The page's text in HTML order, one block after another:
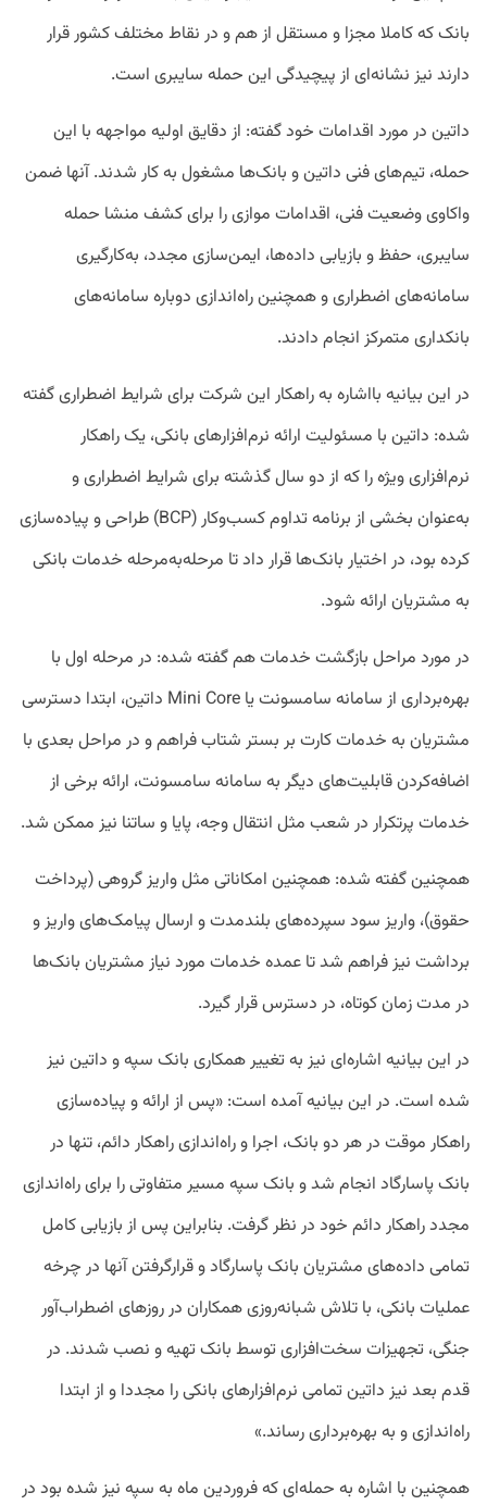
بانک که کاملا مجزا و مستقل از هم و در نقاط مختلف کشور قرار
دارند نیز نشانه‌ای از پیچیدگی این حمله سایبری است.
داتین در مورد اقدامات خود گفته: از دقایق اولیه مواجهه با این
حمله، تیم‌های فنی داتین و بانک‌ها مشغول به کار شدند. آنها ضمن
واکاوی وضعیت فنی، اقدامات موازی را برای کشف منشا حمله
سایبری، حفظ و بازیابی داده‌ها، ایمن‌سازی مجدد، به‌کارگیری
سامانه‌های اضطراری و همچنین راه‌اندازی دوباره سامانه‌های
بانکداری متمرکز انجام دادند.
در این بیانیه بااشاره به راهکار این شرکت برای شرایط اضطراری گفته
شده: داتین با مسئولیت ارائه نرم‌افزارهای بانکی، یک راهکار
نرم‌افزاری ویژه را که از دو سال گذشته برای شرایط اضطراری و
به‌عنوان بخشی از برنامه تداوم کسب‌و‌کار (BCP) طراحی و پیاده‌سازی
کرده بود، در اختیار بانک‌ها قرار داد تا مرحله‌به‌مرحله خدمات بانکی
به مشتریان ارائه شود.
در مورد مراحل بازگشت خدمات هم گفته شده: در مرحله اول با
بهره‌برداری از سامانه سامسونت یا Mini Core داتین، ابتدا دسترسی
مشتریان به خدمات کارت بر بستر شتاب فراهم و در مراحل بعدی با
اضافه‌کردن قابلیت‌های دیگر به سامانه سامسونت، ارائه برخی از
خدمات پرتکرار در شعب مثل انتقال وجه، پایا و ساتنا نیز ممکن شد.
همچنین گفته شده: همچنین امکاناتی مثل واریز گروهی (پرداخت
حقوق)، واریز سود سپرده‌های بلندمدت و ارسال پیامک‌های واریز و
برداشت نیز فراهم شد تا عمده خدمات مورد نیاز مشتریان بانک‌ها
در مدت زمان کوتاه، در دسترس قرار گیرد.
در این بیانیه اشاره‌ای نیز به تغییر همکاری بانک سپه و داتین نیز
شده است. در این بیانیه آمده است: «پس از ارائه و پیاده‌سازی
راهکار موقت در هر دو بانک، اجرا و راه‌اندازی راهکار دائم، تنها در
بانک پاسارگاد انجام شد و بانک سپه مسیر متفاوتی را برای راه‌اندازی
مجدد راهکار دائم خود در نظر گرفت. بنابراین پس از بازیابی کامل
تمامی داده‌های مشتریان بانک پاسارگاد و قرارگرفتن آنها در چرخه
عملیات بانکی، با تلاش شبانه‌روزی همکاران در روزهای اضطراب‌آور
جنگی، تجهیزات سخت‌افزاری توسط بانک‌ تهیه و نصب شدند. در
قدم بعد نیز داتین تمامی نرم‌افزارهای بانکی را مجددا و از ابتدا
راه‌اندازی و به بهره‌برداری رساند.»
همچنین با اشاره به حمله‌ای که فروردین ماه به سپه نیز شده بود در